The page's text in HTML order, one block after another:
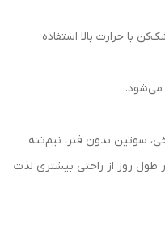
با حرارت بالا استفاده
سوتین بدون فنر، نیم‌تنه
روز از راحتی بیشتری لذت